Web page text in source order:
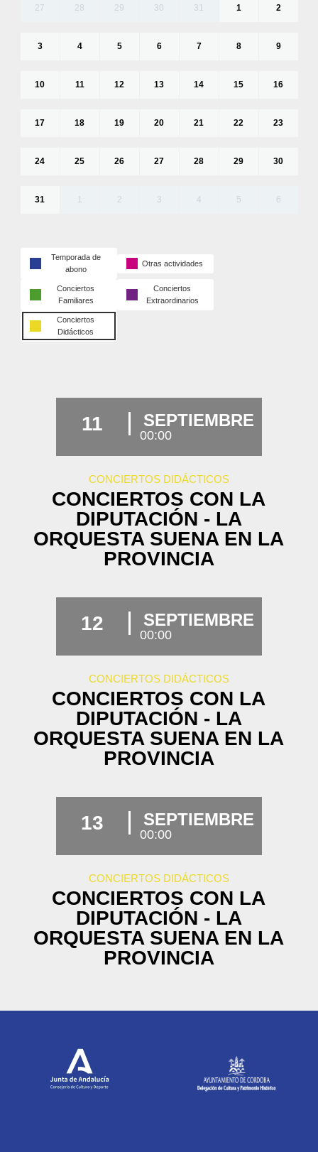
27 28 29 30 31 1 2
3 4 5 6 7 8 9
10 11 12 13 14 15 16
17 18 19 20 21 22 23
24 25 26 27 28 29 30
31 1 2 3 4 5 6
Temporada de
abono
Otras actividades
Conciertos
Familiares
Conciertos
Extraordinarios
Conciertos
Didácticos
11 SEPTIEMBRE
00:00
CONCIERTOS DIDÁCTICOS
CONCIERTOS CON LA
DIPUTACIÓN - LA
ORQUESTA SUENA EN LA
PROVINCIA
12 SEPTIEMBRE
00:00
CONCIERTOS DIDÁCTICOS
CONCIERTOS CON LA
DIPUTACIÓN - LA
ORQUESTA SUENA EN LA
PROVINCIA
13 SEPTIEMBRE
00:00
CONCIERTOS DIDÁCTICOS
CONCIERTOS CON LA
DIPUTACIÓN - LA
ORQUESTA SUENA EN LA
PROVINCIA